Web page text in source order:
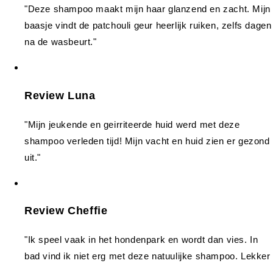
"Deze shampoo maakt mijn haar glanzend en zacht. Mijn
baasje vindt de patchouli geur heerlijk ruiken, zelfs dagen
na de wasbeurt."
Review Luna
"Mijn jeukende en geirriteerde huid werd met deze
shampoo verleden tijd! Mijn vacht en huid zien er gezond
uit."
Review Cheffie
"Ik speel vaak in het hondenpark en wordt dan vies. In
bad vind ik niet erg met deze natuulijke shampoo. Lekker